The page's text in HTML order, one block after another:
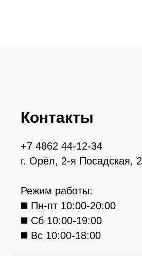
Контакты
+7 4862 44-12-34
г. Орёл, 2-я Посадская, 2
Режим работы:
◼️ Пн-пт 10:00-20:00
◼️ Сб 10:00-19:00
◼️ Вс 10:00-18:00